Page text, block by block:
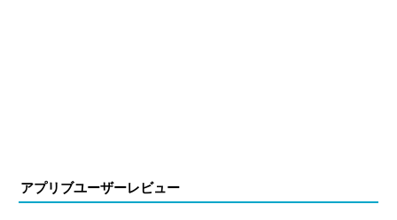
アプリブユーザーレビュー